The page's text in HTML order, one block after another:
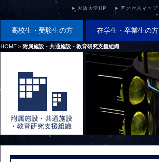
大阪大学HP アクセスマップ
高校生・受験生の方 在学生・卒業生の方
HOME > 附属施設・共通施設・教育研究支援組織